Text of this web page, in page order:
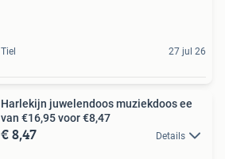
Tiel 27 jul 26
Harlekijn juwelendoos muziekdoos ee
van €16,95 voor €8,47
€ 8,47 Details